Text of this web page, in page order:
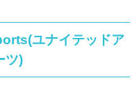
ユナイテッドア
ツ)